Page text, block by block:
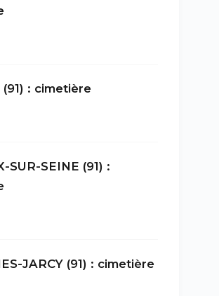
(91) : cimetière
SUR-SEINE (91) :
JARCY (91) : cimetière